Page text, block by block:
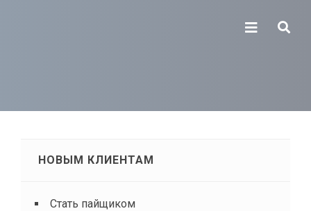
НОВЫМ КЛИЕНТАМ
Стать пайщиком